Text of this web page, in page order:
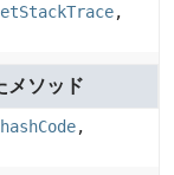
,
メソッド
hashCode,